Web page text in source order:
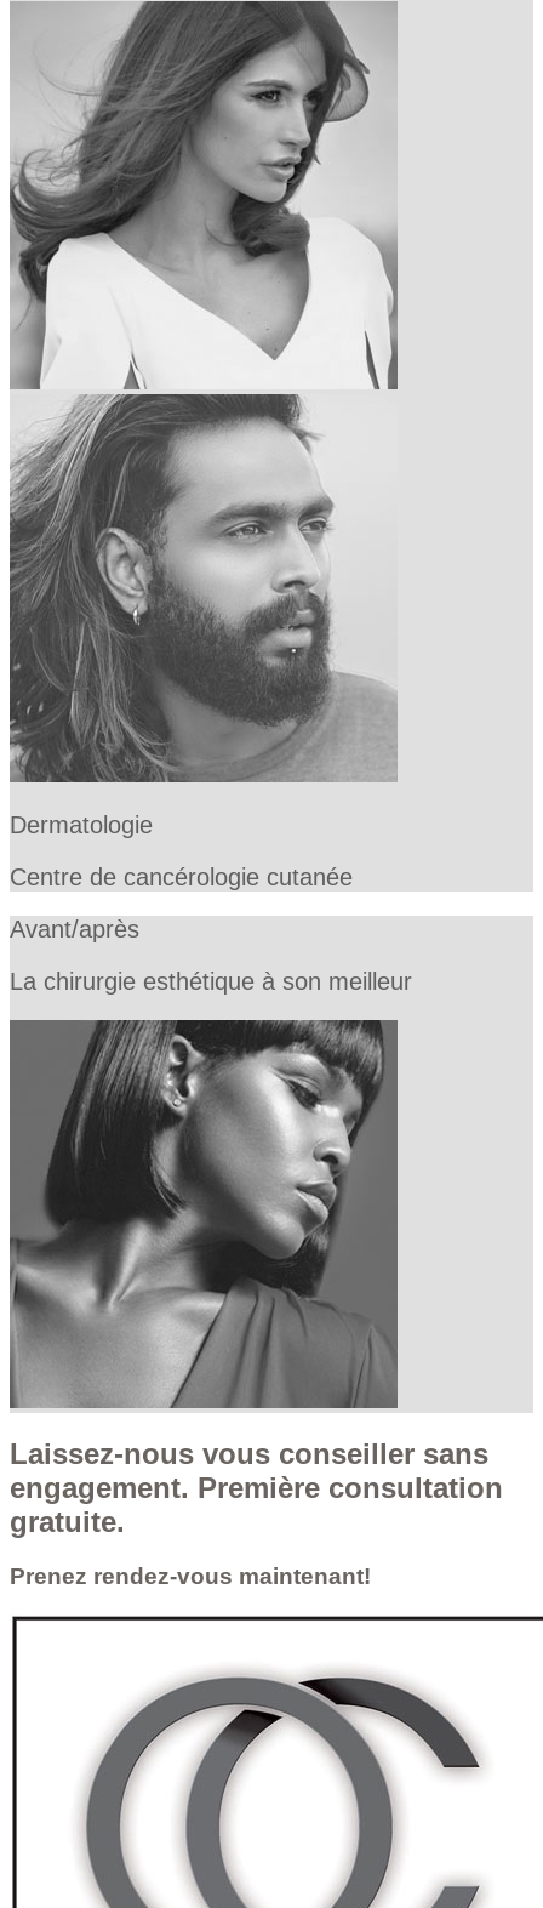
Dermatologie
Centre de cancérologie cutanée
Avant/après
La chirurgie esthétique à son meilleur
Laissez-nous vous conseiller sans
engagement. Première consultation
gratuite.
Prenez rendez-vous maintenant!